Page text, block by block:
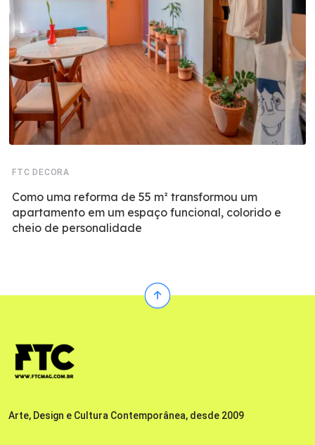
FTC DECORA
Como uma reforma de 55 m² transformou um
apartamento em um espaço funcional, colorido e
cheio de personalidade
Arte, Design e Cultura Contemporânea, desde 2009